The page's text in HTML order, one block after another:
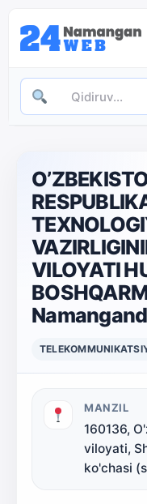
VILOYATI
MANZIL
160136,
viloyati,
ko'chasi